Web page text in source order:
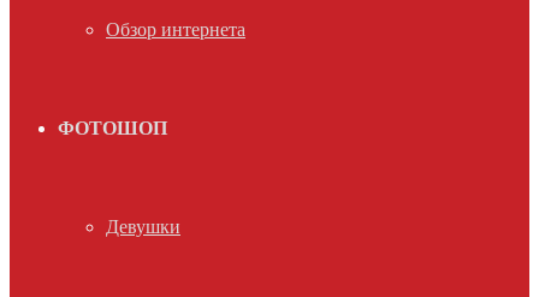
Обзор интернета
ФОТОШОП
Девушки